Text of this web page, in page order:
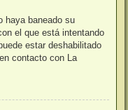
haya baneado su
el que está intentando
estar deshabilitado
contacto con La